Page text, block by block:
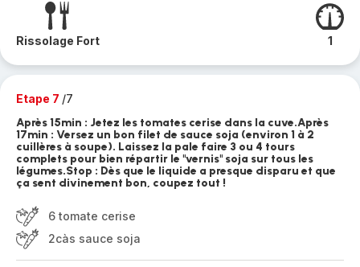
Rissolage Fort 1
Etape 7 /7
Après 15min : Jetez les tomates cerise dans la cuve. ​Après
17min : Versez un bon filet de sauce soja (environ 1 à 2
cuillères à soupe). Laissez la pale faire 3 ou 4 tours
complets pour bien répartir le "vernis" soja sur tous les
légumes. ​Stop : Dès que le liquide a presque disparu et que
ça sent divinement bon, coupez tout !
6 tomate cerise
2càs sauce soja